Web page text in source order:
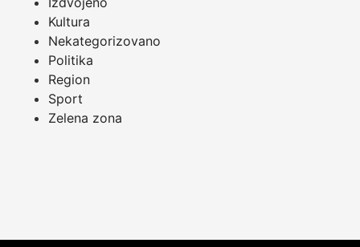
Kultura
Nekategorizovano
Politika
Region
Sport
Zelena zona